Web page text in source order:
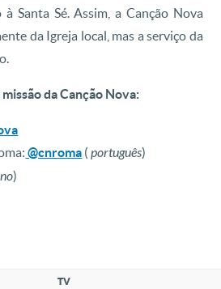
Santa Sé. Assim, a Canção Nova
da Igreja local, mas a serviço da
da Canção Nova:
@cnroma (português)
)
TV